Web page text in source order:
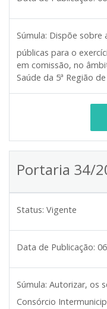
Súmula: Dispõe sobre
públicas para o
em comissão, no
Saúde da 5ª Região
Portaria 34/
Status: Vigente
Data de Publicação:
Súmula: Autorizar, os
Consórcio